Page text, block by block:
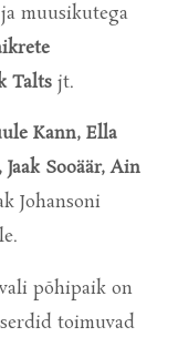
muusikutega
Taltsjt.
Kann, Ella
Sooäär, Ain
Johansoni
põhipaik on
toimuvad